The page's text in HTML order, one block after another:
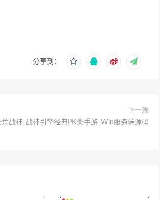
分享到：
下一篇
战神_战神引擎经典PK类手游_Win服务端源码